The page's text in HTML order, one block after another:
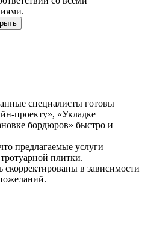
специалисты готовы
проекту», «Укладке
бордюров» быстро и
предлагаемые услуги
плитки.
в зависимости